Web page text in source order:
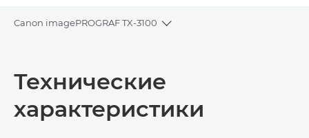
Canon imagePROGRAF TX-3100
Toggle breadcrumbs
Технические характеристики
Технические
характеристики